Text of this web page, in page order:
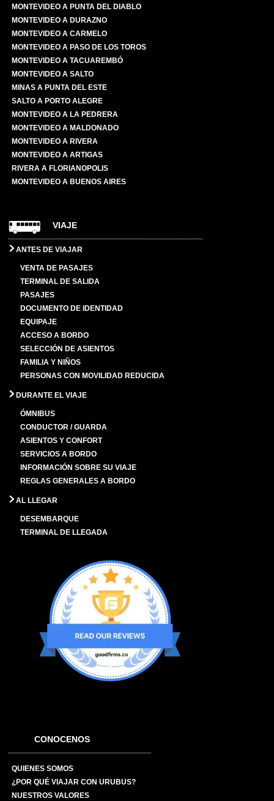
MONTEVIDEO A PUNTA DEL DIABLO
MONTEVIDEO A DURAZNO
MONTEVIDEO A CARMELO
MONTEVIDEO A PASO DE LOS TOROS
MONTEVIDEO A TACUAREMBÓ
MONTEVIDEO A SALTO
MINAS A PUNTA DEL ESTE
SALTO A PORTO ALEGRE
MONTEVIDEO A LA PEDRERA
MONTEVIDEO A MALDONADO
MONTEVIDEO A RIVERA
MONTEVIDEO A ARTIGAS
RIVERA A FLORIANOPOLIS
MONTEVIDEO A BUENOS AIRES
VIAJE
ANTES DE VIAJAR
VENTA DE PASAJES
TERMINAL DE SALIDA
PASAJES
DOCUMENTO DE IDENTIDAD
EQUIPAJE
ACCESO A BORDO
SELECCIÓN DE ASIENTOS
FAMILIA Y NIÑOS
PERSONAS CON MOVILIDAD REDUCIDA
DURANTE EL VIAJE
ÓMNIBUS
CONDUCTOR / GUARDA
ASIENTOS Y CONFORT
SERVICIOS A BORDO
INFORMACIÓN SOBRE SU VIAJE
REGLAS GENERALES A BORDO
AL LLEGAR
DESEMBARQUE
TERMINAL DE LLEGADA
CONOCENOS
QUIENES SOMOS
¿POR QUÉ VIAJAR CON URUBUS?
NUESTROS VALORES